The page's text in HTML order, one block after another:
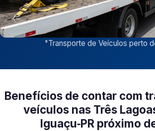
"Transporte de Veículos perto
Benefícios de contar com
veículos nas Três
Iguaçu‑PR próximo